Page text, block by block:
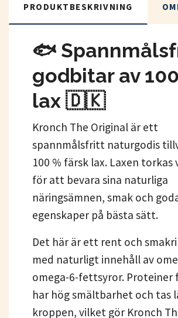
PRODUKTBESKRIVNING
🐟
godbitar av
lax 🇩🇰
Kronch The Original är ett
spannmålsfritt naturgodis
100 % färsk lax. Laxen torkas
för att bevara sina naturliga
näringsämnen, smak och
egenskaper på bästa sätt.
Det här är ett rent och
med naturligt innehåll av
omega-6-fettsyror. Proteiner
har hög smältbarhet och tas
kroppen, vilket gör Kronch